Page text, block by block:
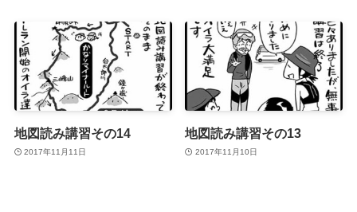
地図読み講習その14
2017年11月11日
地図読み講習その13
2017年11月10日